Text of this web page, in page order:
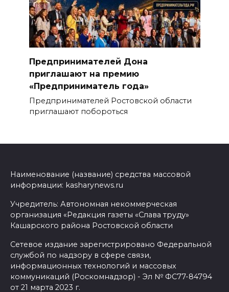
Предпринимателей Дона
приглашают на премию
«Предприниматель года»
Предпринимателей Ростовской области
приглашают побороться
Наименование (название) средства массовой
информации: kasharynews.ru
Учредитель: Автономная некоммерческая
организация «Редакция газеты «Слава труду»
Кашарского района Ростовской области
Сетевое издание зарегистрировано Федеральной
службой по надзору в сфере связи,
информационных технологий и массовых
коммуникаций (Роскомнадзор) - Эл № ФС77-84794
от 21 марта 2023 г.